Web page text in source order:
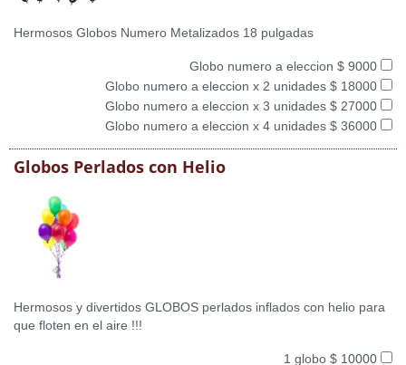
Hermosos Globos Numero Metalizados 18 pulgadas
Globo numero a eleccion $ 9000
Globo numero a eleccion x 2 unidades $ 18000
Globo numero a eleccion x 3 unidades $ 27000
Globo numero a eleccion x 4 unidades $ 36000
Globos Perlados con Helio
Hermosos y divertidos GLOBOS perlados inflados con helio para
que floten en el aire !!!
1 globo $ 10000